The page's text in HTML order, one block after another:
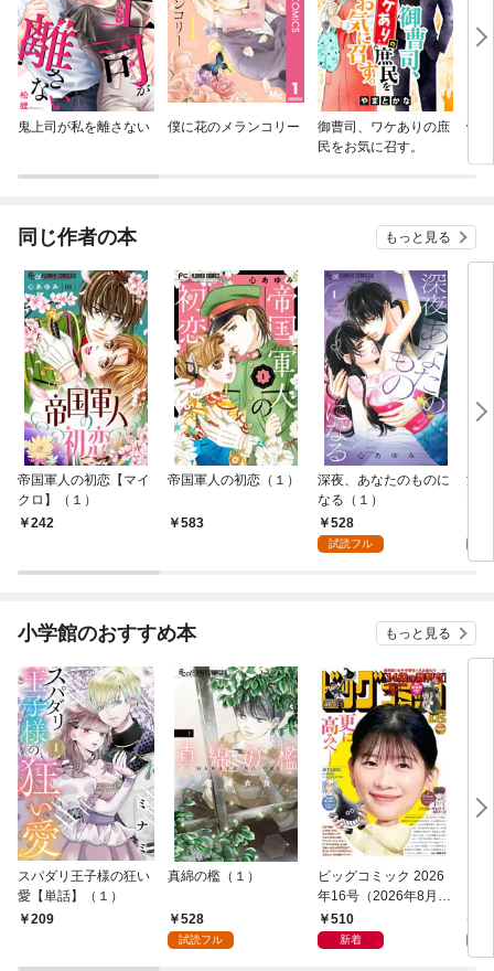
鬼上司が私を離さない 僕に花のメランコリー
御曹司、ワケありの庶
民をお気に召す。
帝
同じ作者の本 もっと見る
帝国軍人の初恋【マイ
クロ】（１）
242
帝国軍人の初恋（１）
583
深夜、あなたのものに
なる（１）
528
試読フル
深
な
小学館のおすすめ本 もっと見る
スパダリ王子様の狂い
愛【単話】（１）
209
真綿の檻（１）
528
試読フル
ビッグコミック 2026
年16号（2026年8月7
日発売）
510
新着